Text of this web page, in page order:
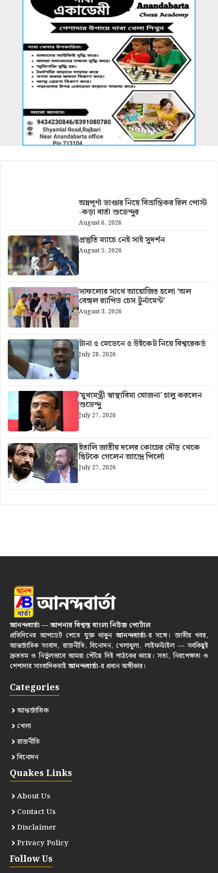
অন্নপূর্ণা ভাণ্ডার নিয়ে বিভ্রান্তিকর রিল পোস্ট
-কড়া বার্তা শুভেন্দুর
August 6, 2026
প্রস্তুতি ম্যাচে নেই সাই সুদর্শন
August 5, 2026
সাফল্যের সাথে আয়োজিত হলো ‘অল
বেঙ্গল র‍্যাপিড চেস টুর্নামেন্ট’
August 3, 2026
টানা ৫ মেডেনে ৫ উইকেট নিয়ে বিশ্বরেকর্ড
July 28, 2026
‘মুখ্যমন্ত্রী স্বাস্থ্যবিমা যোজনা’ চালু করলেন
শুভেন্দু
July 27, 2026
ইতালি জাতীয় দলের কোচের দৌড় থেকে
ছিটকে গেলেন আন্দ্রে পির্লো
July 27, 2026
আনন্দবার্তা — আপনার বিশ্বস্ত বাংলা নিউজ পোর্টাল
প্রতিদিনের আপডেট পেতে যুক্ত থাকুনআনন্দবার্তা-র সঙ্গে। জাতীয় খবর,
আন্তর্জাতিক সংবাদ, রাজনীতি, বিনোদন, খেলাধুলা, লাইফস্টাইল — সবকিছুই
দ্রুততম ও নির্ভুলভাবে আমরা পৌঁছে দিই পাঠকের কাছে। সত্য, নিরপেক্ষতা ও
পেশাদার সাংবাদিকতাইআনন্দবার্তা-র প্রধান অঙ্গীকার।
Categories
আন্তর্জাতিক
খেলা
রাজনীতি
বিনোদন
Quakes Links
About Us
Contact Us
Disclaimer
Privacy Policy
Follow Us